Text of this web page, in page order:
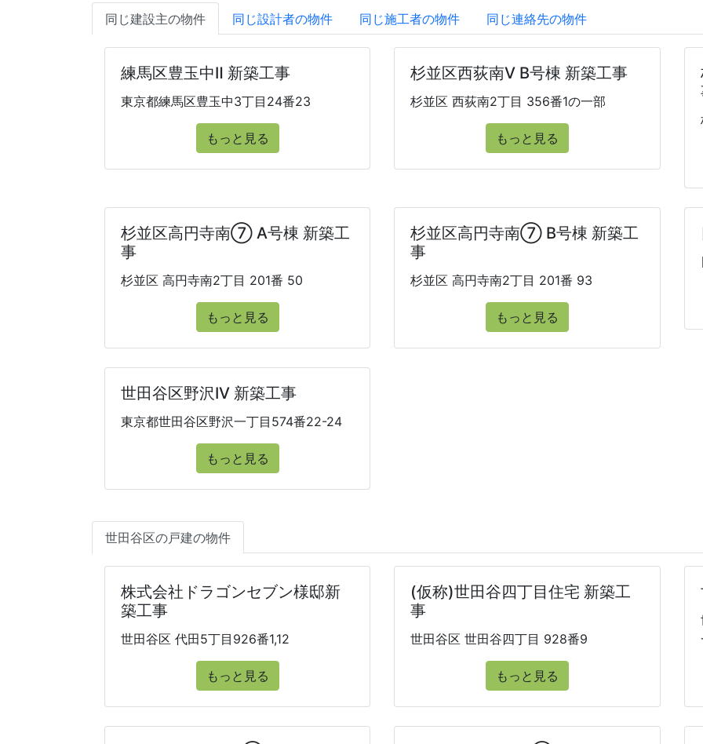
同じ建設主の物件 同じ設計者の物件 同じ施工者の物件 同じ連絡先の物件
練馬区豊玉中Ⅱ 新築工事
東京都練馬区豊玉中3丁目24番23
もっと見る
杉並区西荻南V B号棟 新築工事
杉並区 西荻南2丁目 356番1の一部
もっと見る
杉並区高円寺南⑦ A号棟 新築工
事
杉並区 高円寺南2丁目 201番 50
もっと見る
杉並区高円寺南⑦ B号棟 新築工
事
杉並区 高円寺南2丁目 201番 93
もっと見る
世田谷区野沢IV 新築工事
東京都世田谷区野沢一丁目574番22-24
もっと見る
世田谷区の戸建の物件
株式会社ドラゴンセブン様邸新
築工事
世田谷区 代田5丁目926番1,12
もっと見る
(仮称)世田谷四丁目住宅 新築工
事
世田谷区 世田谷四丁目 928番9
もっと見る